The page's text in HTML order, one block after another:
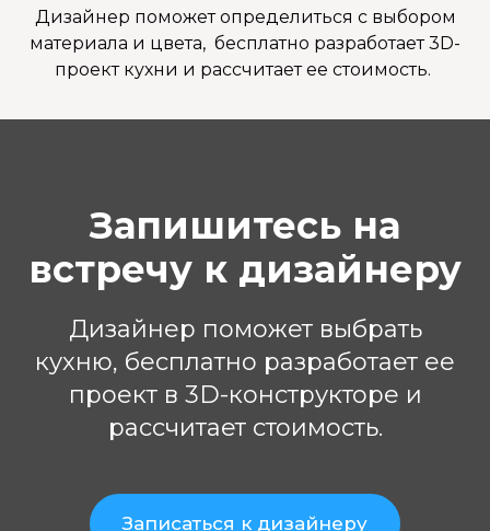
Дизайнер поможет определиться с выбором
материала и цвета, бесплатно разработает 3D-
проект кухни и рассчитает ее стоимость.
Запишитесь на
встречу к дизайнеру
Дизайнер поможет выбрать
кухню, бесплатно разработает ее
проект в 3D-конструкторе и
рассчитает стоимость.
Записаться к дизайнеру